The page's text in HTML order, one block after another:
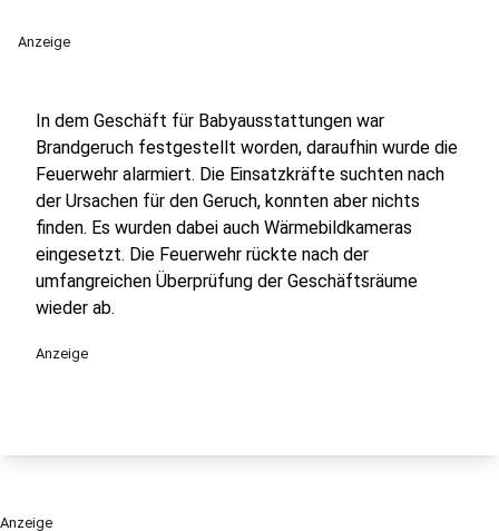
Anzeige
In dem Geschäft für Babyausstattungen war
Brandgeruch festgestellt worden, daraufhin wurde die
Feuerwehr alarmiert. Die Einsatzkräfte suchten nach
der Ursachen für den Geruch, konnten aber nichts
finden. Es wurden dabei auch Wärmebildkameras
eingesetzt. Die Feuerwehr rückte nach der
umfangreichen Überprüfung der Geschäftsräume
wieder ab.
Anzeige
Anzeige